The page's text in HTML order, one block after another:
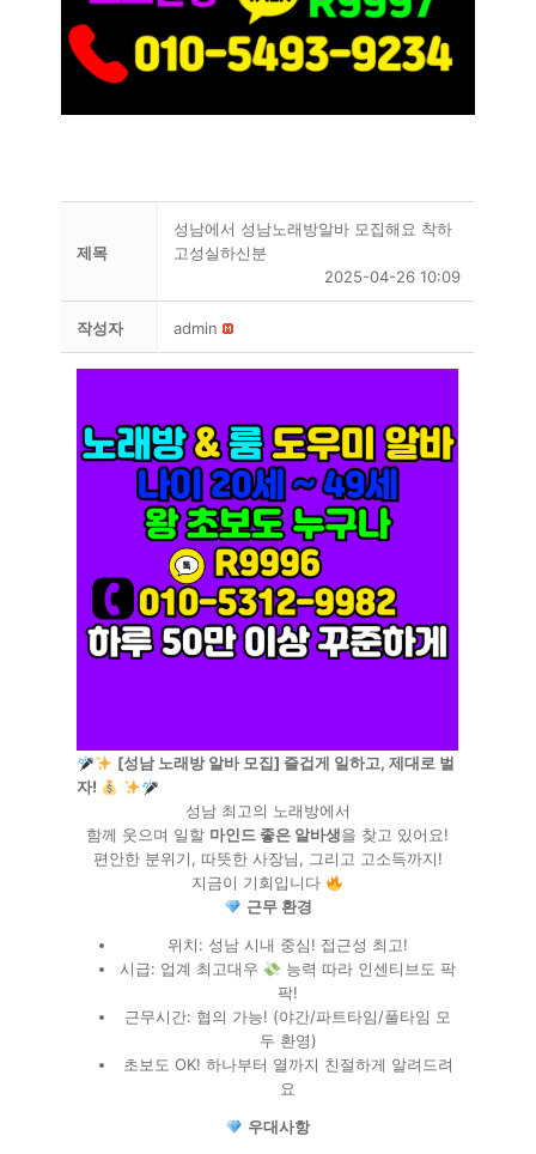
제목
성남에서 성남노래방알바 모집해요 착하
고성실하신분
2025-04-26 10:09
작성자 admin
[성남 노래방 알바 모집] 즐겁게 일하고, 제대로 벌
자!
성남 최고의 노래방에서
함께 웃으며 일할 마인드 좋은 알바생을 찾고 있어요!
편안한 분위기, 따뜻한 사장님, 그리고 고소득까지!
지금이 기회입니다
근무 환경
위치: 성남 시내 중심! 접근성 최고!
시급: 업계 최고대우
능력 따라 인센티브도 팍
팍!
근무시간: 협의 가능! (야간/파트타임/풀타임 모
두 환영)
초보도 OK! 하나부터 열까지 친절하게 알려드려
요
우대사항